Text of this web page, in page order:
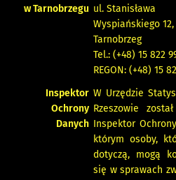
w Tarnobrzegu ul. Stanisława
Wyspiańskiego
Tarnobrzeg
Tel.: (+48) 15 822
REGON: (+48) 15
Inspektor
Ochrony
Danych
W Urzędzie
Rzeszowie
Inspektor
którym osoby,
dotyczą, mogą
się w sprawach